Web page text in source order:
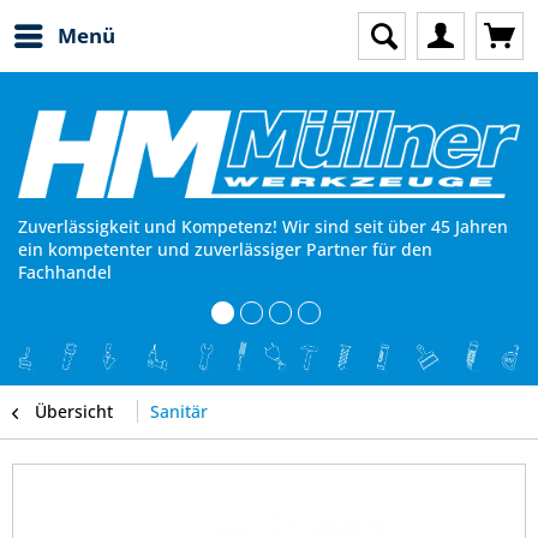
Menü
Zuverlässigkeit und Kompetenz! Wir sind seit über 45 Jahren
ein kompetenter und zuverlässiger Partner für den
Fachhandel
Übersicht Sanitär